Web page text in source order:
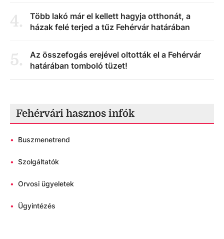
4.
Több lakó már el kellett hagyja otthonát, a
házak felé terjed a tűz Fehérvár határában
5.
Az összefogás erejével oltották el a Fehérvár
határában tomboló tüzet!
Fehérvári hasznos infók
• Buszmenetrend
• Szolgáltatók
• Orvosi ügyeletek
• Ügyintézés